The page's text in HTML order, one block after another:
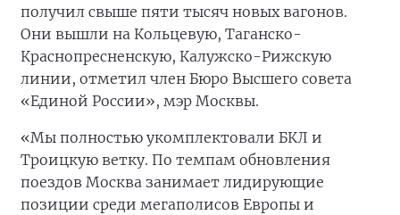
получил свыше пяти тысяч новых вагонов.
Они вышли на Кольцевую, Таганско-
Краснопресненскую, Калужско-Рижскую
линии, отметил член Бюро Высшего совета
«Единой России», мэр Москвы.
«Мы полностью укомплектовали БКЛ и
Троицкую ветку. По темпам обновления
поездов Москва занимает лидирующие
позиции среди мегаполисов Европы и